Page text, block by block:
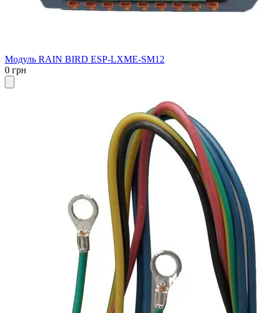
Модуль RAIN BIRD ESP-LXME-SM12
0 грн